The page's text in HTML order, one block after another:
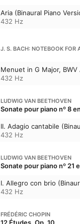
Aria (Binaural Piano
432 Hz
J. S. BACH: NOTEBOOK
Menuet in G Major, BWV
432 Hz
LUDWIG VAN BEETHOVEN
Sonate pour piano nº 8
II. Adagio cantabile
432 Hz
LUDWIG VAN BEETHOVEN
Sonate pour piano nº 21
I. Allegro con brio
432 Hz
FRÉDÉRIC CHOPIN